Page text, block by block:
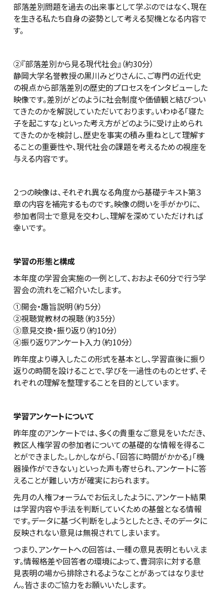
部落差別問題を過去の出来事として学ぶのではなく、現在
を生きる私たち自身の姿勢として考える契機となる内容で
す。
②『部落差別から見る現代社会』（約30分）
静岡大学名誉教授の黒川みどりさんに、ご専門の近代史
の視点から部落差別の歴史的プロセスをインタビューした
映像です。差別がどのように社会制度や価値観と結びつい
てきたのかを解説していただいております。いわゆる「寝た
子を起こすな」といった考え方がどのように受け止められ
てきたのかを検討し、歴史を事実の積み重ねとして理解す
ることの重要性や、現代社会の課題を考えるための視座を
与える内容です。
２つの映像は、それぞれ異なる角度から基礎テキスト第３
章の内容を補完するものです。映像の問いを手がかりに、
参加者同士で意見を交わし、理解を深めていただければ
幸いです。
学習の形態と構成
本年度の学習会実施の一例として、おおよそ60分で行う学
習会の流れをご紹介いたします。
①開会・趣旨説明（約５分）
②視聴覚教材の視聴（約35分）
③意見交換・振り返り（約10分）
④振り返りアンケート入力（約10分）
昨年度より導入したこの形式を基本とし、学習直後に振り
返りの時間を設けることで、学びを一過性のものとせず、そ
れぞれの理解を整理することを目的としています。
学習アンケートについて
昨年度のアンケートでは、多くの貴重なご意見をいただき、
教区人権学習の参加者についての基礎的な情報を得るこ
とができました。しかしながら、「回答に時間がかかる」「機
器操作ができない」といった声も寄せられ、アンケートに答
えることが難しい方が確実におられます。
先月の人権フォーラムでお伝えしたように、アンケート結果
は学習内容や手法を判断していくための基盤となる情報
です。データに基づく判断をしようとしたとき、そのデータに
反映されない意見は無視されてしまいます。
つまり、アンケートへの回答は、一種の意見表明ともいえま
す。情報格差や回答者の環境によって、曹洞宗に対する意
見表明の場から排除されるようなことがあってはなりませ
ん。皆さまのご協力をお願いいたします。